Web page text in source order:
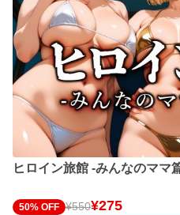
ヒロイン旅館 -みんなのママ
50% OFF ¥550¥275